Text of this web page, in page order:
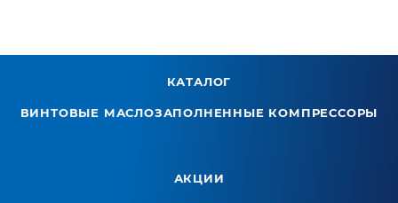
КАТАЛОГ
ВИНТОВЫЕ МАСЛОЗАПОЛНЕННЫЕ КОМПРЕССОРЫ
АКЦИИ